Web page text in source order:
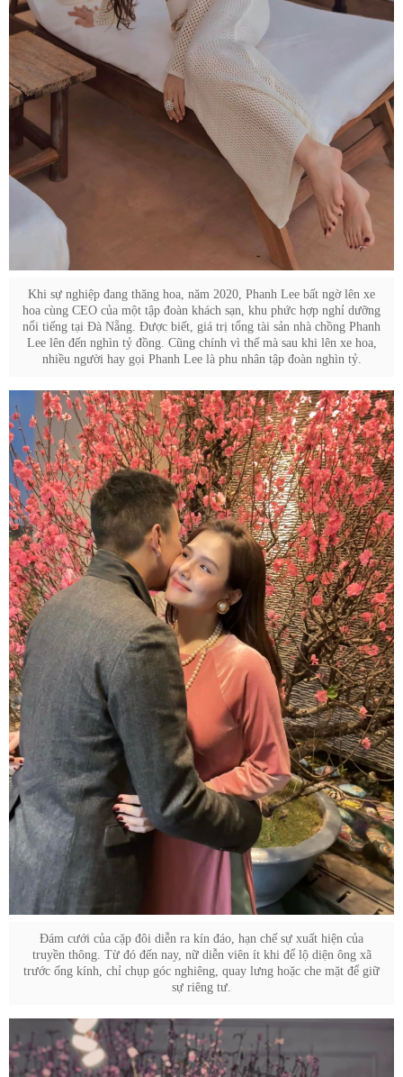
Khi sự nghiệp đang thăng hoa, năm 2020, Phanh Lee bất ngờ lên xe
hoa cùng CEO của một tập đoàn khách sạn, khu phức hợp nghỉ dưỡng
nổi tiếng tại Đà Nẵng. Được biết, giá trị tổng tài sản nhà chồng Phanh
Lee lên đến nghìn tỷ đồng. Cũng chính vì thế mà sau khi lên xe hoa,
nhiều người hay gọi Phanh Lee là phu nhân tập đoàn nghìn tỷ.
Đám cưới của cặp đôi diễn ra kín đáo, hạn chế sự xuất hiện của
truyền thông. Từ đó đến nay, nữ diễn viên ít khi để lộ diện ông xã
trước ống kính, chỉ chụp góc nghiêng, quay lưng hoặc che mặt để giữ
sự riêng tư.